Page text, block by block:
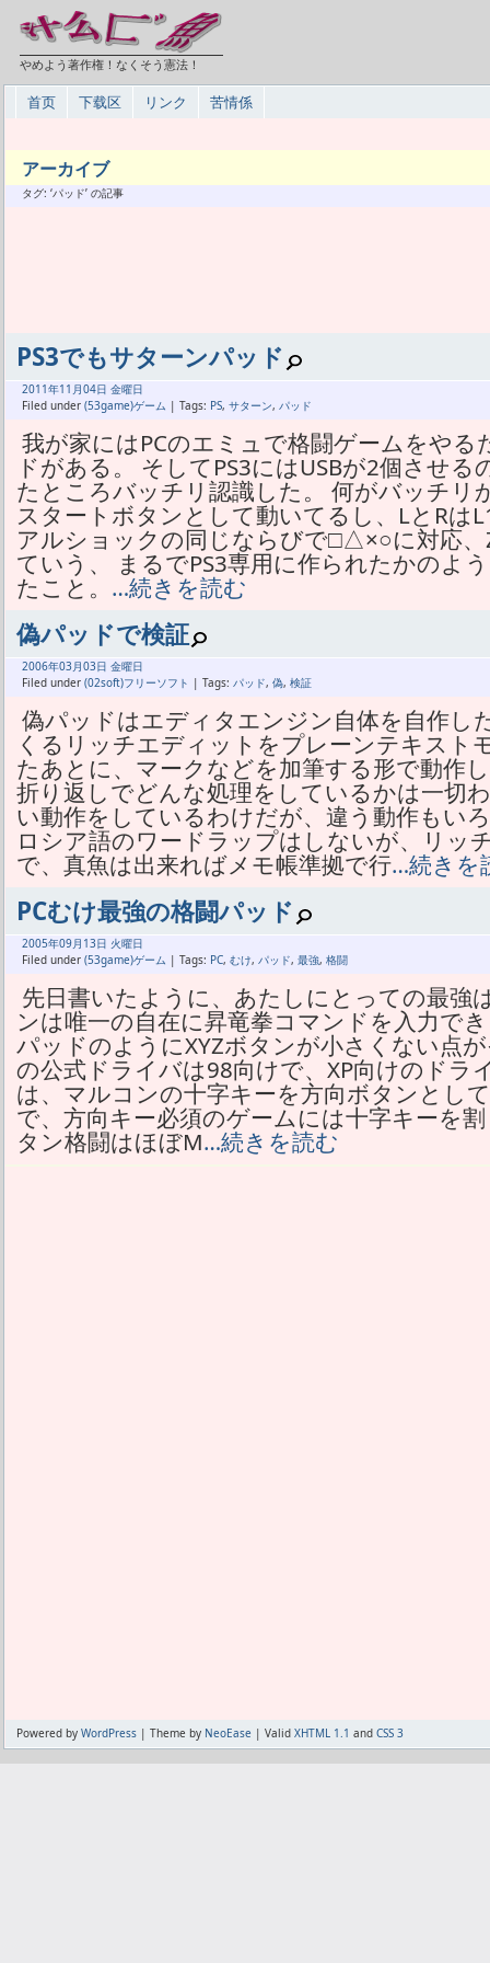
やめよう著作権！なくそう憲法！
首页 下载区 リンク 苦情係
アーカイブ
タグ: ‘パッド’ の記事
PS3でもサターンパッド
2011年11月04日 金曜日
Filed under (53game)ゲーム | Tags: PS, サターン, パッド
我が家にはPCのエミュで格闘ゲームをやる
ドがある。 そしてPS3にはUSBが2個させ
たところバッチリ認識した。 何がバッチリ
スタートボタンとして動いてるし、LとRは
アルショックの同じならびで□△×○に対応
ていう、 まるでPS3専用に作られたかのよ
たこと。 …続きを読む
偽パッドで検証
2006年03月03日 金曜日
Filed under (02soft)フリーソフト | Tags: パッド, 偽, 検証
偽パッドはエディタエンジン自体を自作し
くるリッチエディットをプレーンテキスト
たあとに、マークなどを加筆する形で動作
折り返しでどんな処理をしているかは一切
い動作をしているわけだが、違う動作もい
ロシア語のワードラップはしないが、リッ
で、真魚は出来ればメモ帳準拠で行…続きを
PCむけ最強の格闘パッド
2005年09月 13日 火曜日
Filed under (53game)ゲーム | Tags: PC, むけ, パッド, 最強, 格闘
先日書いたように、あたしにとっての最強
ンは唯一の自在に昇竜拳コマンドを入力で
パッドのようにXYZボタンが小さくない点
の公式ドライバは98向けで、XP向けのドラ
は、マルコンの十字キーを方向ボタンとし
で、方向キー必須のゲームには十字キーを
タン格闘はほぼM…続きを読む
Powered by WordPress | Theme by NeoEase | Valid XHTML 1.1 and CSS 3